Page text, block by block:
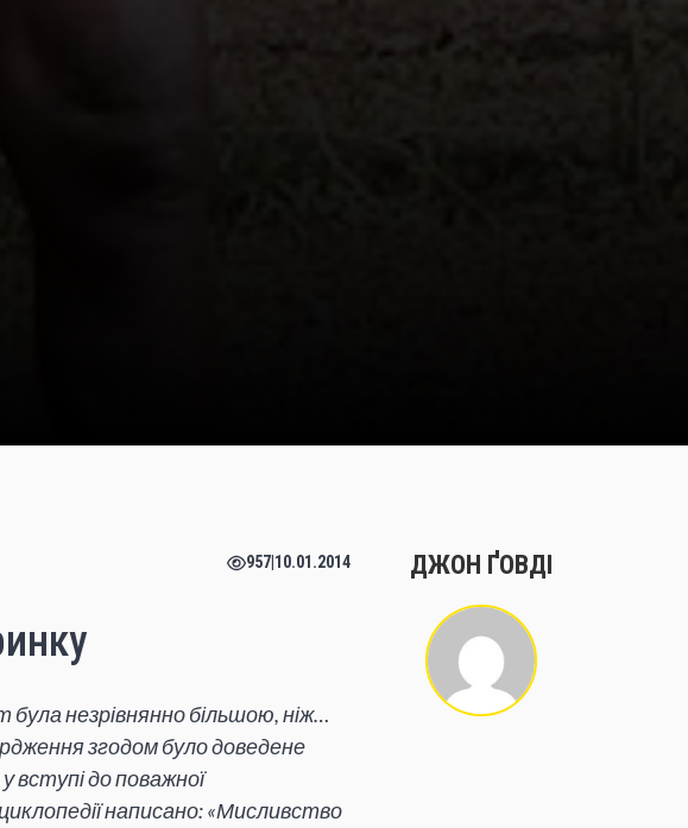
957 10.01.2014
була незрівнянно більшою, ніж…
згодом було доведене
вступі до поважної
написано: «Мисливство
ДЖОН ҐОВДІ